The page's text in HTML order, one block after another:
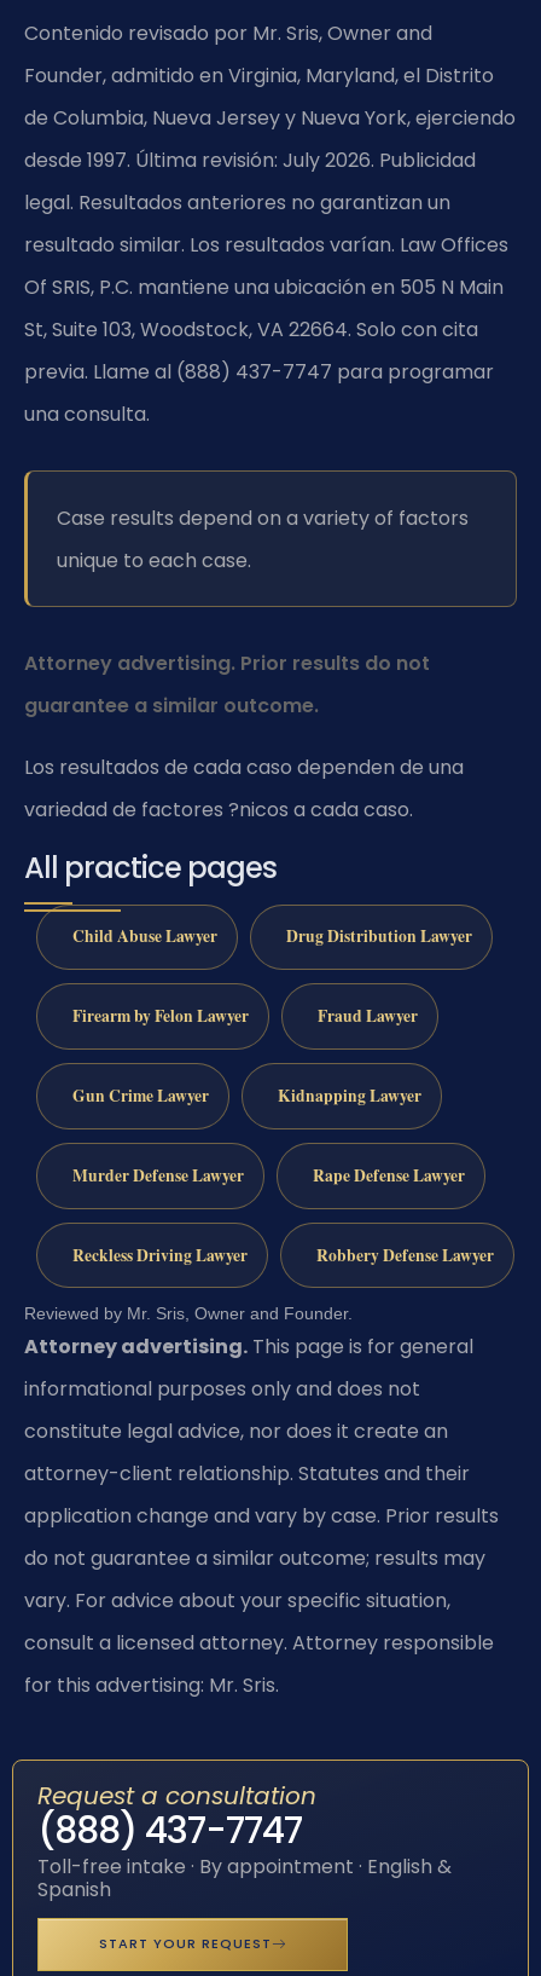
Contenido revisado por Mr. Sris, Owner and
Founder, admitido en Virginia, Maryland, el Distrito
de Columbia, Nueva Jersey y Nueva York, ejerciendo
desde 1997. Última revisión: July 2026. Publicidad
legal. Resultados anteriores no garantizan un
resultado similar. Los resultados varían. Law Offices
Of SRIS, P.C. mantiene una ubicación en 505 N Main
St, Suite 103, Woodstock, VA 22664. Solo con cita
previa. Llame al (888) 437-7747 para programar
una consulta.
Case results depend on a variety of factors
unique to each case.
Attorney advertising. Prior results do not
guarantee a similar outcome.
Los resultados de cada caso dependen de una
variedad de factores ?nicos a cada caso.
All practice pages
Child Abuse Lawyer Drug Distribution Lawyer
Firearm by Felon Lawyer Fraud Lawyer
Gun Crime Lawyer Kidnapping Lawyer
Murder Defense Lawyer Rape Defense Lawyer
Reckless Driving Lawyer Robbery Defense Lawyer
Reviewed by Mr. Sris, Owner and Founder.
Attorney advertising. This page is for general
informational purposes only and does not
constitute legal advice, nor does it create an
attorney-client relationship. Statutes and their
application change and vary by case. Prior results
do not guarantee a similar outcome; results may
vary. For advice about your specific situation,
consult a licensed attorney. Attorney responsible
for this advertising: Mr. Sris.
Request a consultation
(888) 437-7747
Toll-free intake · By appointment · English &
Spanish
START YOUR REQUEST